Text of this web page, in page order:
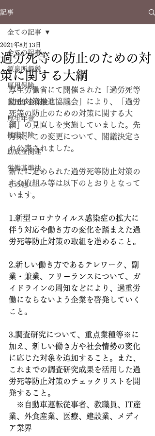
記事
全ての記事
源泉所得税
雇用保険
国民年金保険
厚生年金
健康保険
助成金関連
労働基準法
その他
全ての記事
過労死等の防止のための対
策に関する大綱
2021年8月13日
厚生労働省にて開催された「過労死等
防止対策推進協議会」により、「過労
死等の防止のための対策に関する大
綱」の見直しを実施していました。先
月末、この変更について、閣議決定さ
れ公表されました。
新たに定められた過労死等防止対策の
主な取組み等は以下のとおりとなって
います。
1.新型コロナウイルス感染症の拡大に
伴う対応や働き方の変化を踏まえた過
労死等防止対策の取組を進めること。
2.新しい働き方であるテレワーク、副
業・兼業、フリーランスについて、ガ
イドラインの周知などにより、過重労
働にならないよう企業を啓発していく
こと。
3.調査研究について、重点業種等※に
加え、新しい働き方や社会情勢の変化
に応じた対象を追加すること。また、
これまでの調査研究成果を活用した過
労死等防止対策のチェックリストを開
発すること。
※自動車運転従事者、教職員、IT産
業、外食産業、医療、建設業、メディ
ア業界